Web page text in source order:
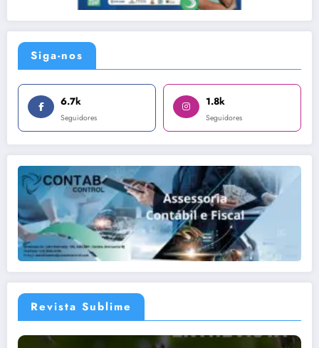
Siga-nos
6.7k
Seguidores
1.8k
Seguidores
Revista Sublime